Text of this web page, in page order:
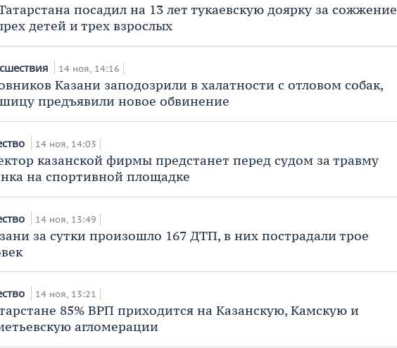
посадил на 13 лет тукаевскую доярку за сожжение
детей и трех взрослых
14 ноя, 14:16
Казани заподозрили в халатности с отловом собак,
предъявили новое обвинение
14 ноя, 14:03
казанской фирмы предстанет перед судом за травму
на спортивной площадке
14 ноя, 13:49
за сутки произошло 167 ДТП, в них пострадали трое
14 ноя, 13:21
85% ВРП приходится на Казанскую, Камскую и
агломерации